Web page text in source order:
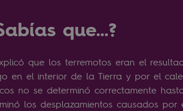
que...?
que los terremotos eran el
en el interior de la Tierra y por el
no se determinó correctamente
los desplazamientos causados